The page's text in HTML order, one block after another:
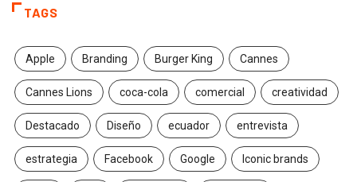
TAGS
Apple Branding Burger King Cannes
Cannes Lions coca-cola comercial creatividad
Destacado Diseño ecuador entrevista
estrategia Facebook Google Iconic brands